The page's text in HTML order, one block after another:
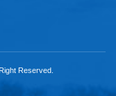
Reserved.